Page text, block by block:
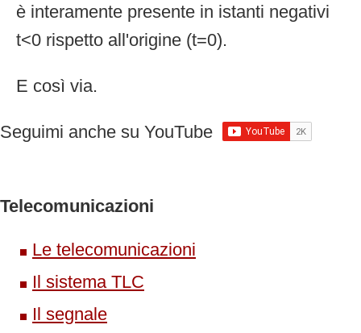
è interamente presente in istanti negativi
t<0 rispetto all'origine (t=0).
E così via.
Seguimi anche su YouTube
Telecomunicazioni
Le telecomunicazioni
Il sistema TLC
Il segnale